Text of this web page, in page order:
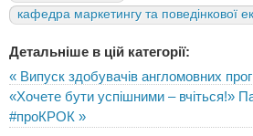
кафедра маркетингу та поведінкової
Детальніше в цій категорії:
« Випуск здобувачів англомовних
«Хочете бути успішними – вчіться!»
#проКРОК »